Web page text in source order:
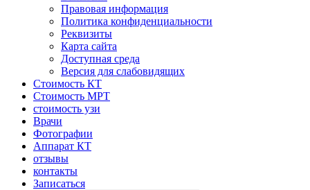
Правовая информация
Политика конфиденциальности
Реквизиты
Карта сайта
Доступная среда
Версия для слабовидящих
Стоимость КТ
Стоимость МРТ
стоимость узи
Врачи
Фотографии
Аппарат КТ
отзывы
контакты
Записаться